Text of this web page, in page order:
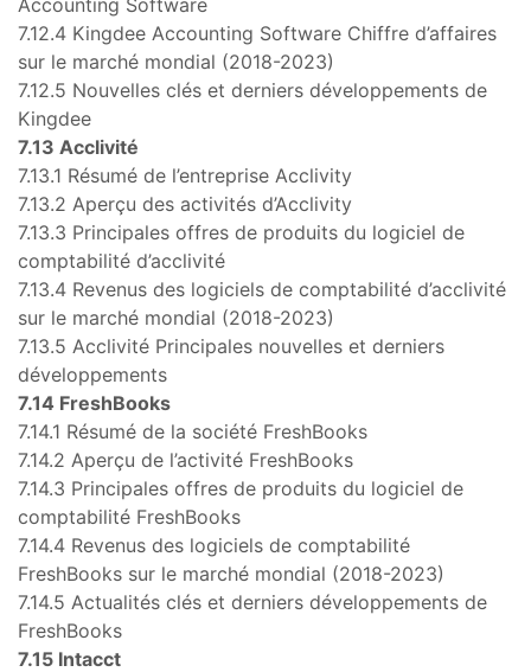
7.12.4 Kingdee Accounting Software Chiffre d’affaires
sur le marché mondial (2018-2023)
7.12.5 Nouvelles clés et derniers développements de
Kingdee
7.13 Acclivité
7.13.1 Résumé de l’entreprise Acclivity
7.13.2 Aperçu des activités d’Acclivity
7.13.3 Principales offres de produits du logiciel de
comptabilité d’acclivité
7.13.4 Revenus des logiciels de comptabilité d’acclivité
sur le marché mondial (2018-2023)
7.13.5 Acclivité Principales nouvelles et derniers
développements
7.14 FreshBooks
7.14.1 Résumé de la société FreshBooks
7.14.2 Aperçu de l’activité FreshBooks
7.14.3 Principales offres de produits du logiciel de
comptabilité FreshBooks
7.14.4 Revenus des logiciels de comptabilité
FreshBooks sur le marché mondial (2018-2023)
7.14.5 Actualités clés et derniers développements de
FreshBooks
7.15 Intacct